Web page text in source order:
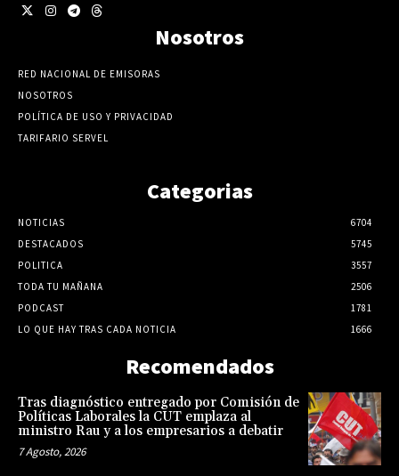
Nosotros
RED NACIONAL DE EMISORAS
NOSOTROS
POLÍTICA DE USO Y PRIVACIDAD
TARIFARIO SERVEL
Categorias
NOTICIAS
6704
DESTACADOS
5745
POLITICA
3557
TODA TU MAÑANA
2506
PODCAST
1781
LO QUE HAY TRAS CADA NOTICIA
1666
Recomendados
Tras diagnóstico entregado por Comisión de
Políticas Laborales la CUT emplaza al
ministro Rau y a los empresarios a debatir
7 Agosto, 2026